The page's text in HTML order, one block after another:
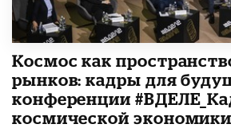
Космос как
рынков: кадры для
конференции
космической экономики